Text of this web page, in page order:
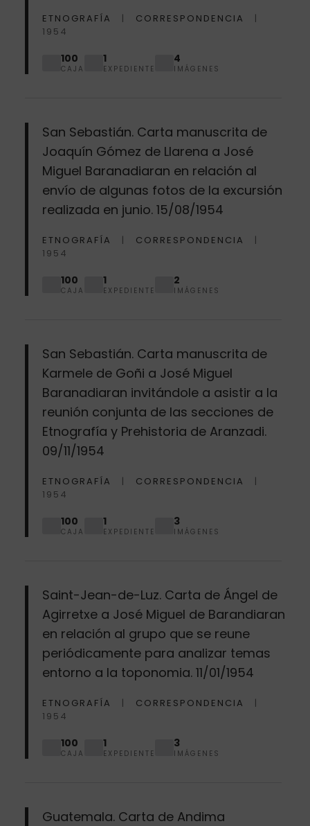
ETNOGRAFÍA
CORRESPONDENCIA
1954
100
CAJA
1
EXPEDIENTE
4
IMÁGENES
San Sebastián. Carta manuscrita de
Joaquín Gómez de Llarena a José
Miguel Baranadiaran en relación al
envío de algunas fotos de la excursión
realizada en junio. 15/08/1954
ETNOGRAFÍA
CORRESPONDENCIA
1954
100
CAJA
1
EXPEDIENTE
2
IMÁGENES
San Sebastián. Carta manuscrita de
Karmele de Goñi a José Miguel
Baranadiaran invitándole a asistir a la
reunión conjunta de las secciones de
Etnografía y Prehistoria de Aranzadi.
09/11/1954
ETNOGRAFÍA
CORRESPONDENCIA
1954
100
CAJA
1
EXPEDIENTE
3
IMÁGENES
Saint-Jean-de-Luz. Carta de Ángel de
Agirretxe a José Miguel de Barandiaran
en relación al grupo que se reune
periódicamente para analizar temas
entorno a la toponomia. 11/01/1954
ETNOGRAFÍA
CORRESPONDENCIA
1954
100
CAJA
1
EXPEDIENTE
3
IMÁGENES
Guatemala. Carta de Andima